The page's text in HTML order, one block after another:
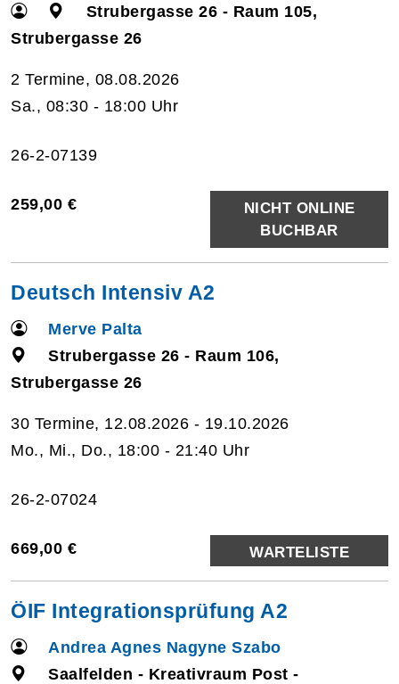
Strubergasse 26 - Raum 105,
Strubergasse 26
2 Termine, 08.08.2026
Sa., 08:30 - 18:00 Uhr
26-2-07139
259,00 €
NICHT ONLINE
BUCHBAR
Deutsch Intensiv A2
Merve Palta
Strubergasse 26 - Raum 106,
Strubergasse 26
30 Termine, 12.08.2026 - 19.10.2026
Mo., Mi., Do., 18:00 - 21:40 Uhr
26-2-07024
669,00 € WARTELISTE
ÖIF Integrationsprüfung A2
Andrea Agnes Nagyne Szabo
Saalfelden - Kreativraum Post -